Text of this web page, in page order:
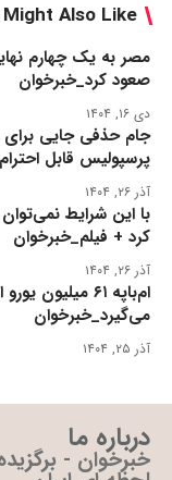
Also Like
مصر به یک چهارم
صعود کرد_خبرخوان
دی ۱۶, ۱۴۰۴
جام حذفی جایی
پرسپولیس قابل
آذر ۲۶, ۱۴۰۴
با این شرایط
کرد + فیلم_خبرخوان
آذر ۲۶, ۱۴۰۴
ام‌باپه ۶۱
می‌گیرد_خبرخوان
آذر ۲۵, ۱۴۰۴
درباره ما
خبرخوان -